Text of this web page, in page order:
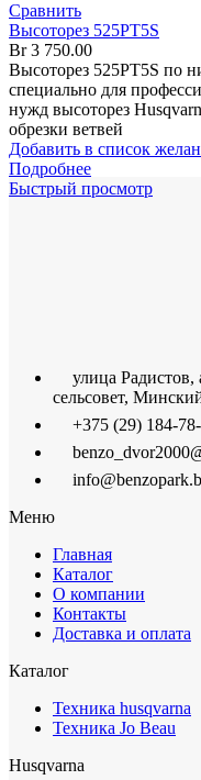
Сравнить
Высоторез 525PT5S
Br3 750.00
Высоторез 525PT5S по
специально для
нужд высоторез
обрезки ветвей
Добавить в список
Подробнее
Быстрый просмотр
улица
сельсовет,
+375 (29) 184-
Меню
Главная
Каталог
О компании
Контакты
Доставка и оплата
Каталог
Техника husqvarna
Техника Jo Beau
Husqvarna